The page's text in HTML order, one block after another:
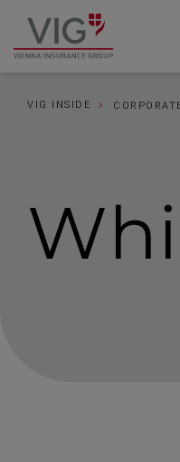
Inhalt
springen
Fußzeile
springen
Zur
Startseite
VIG INSIDE